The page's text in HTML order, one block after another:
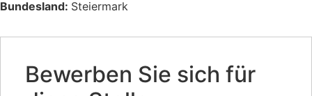
Bundesland: Steiermark
Bewerben Sie sich für